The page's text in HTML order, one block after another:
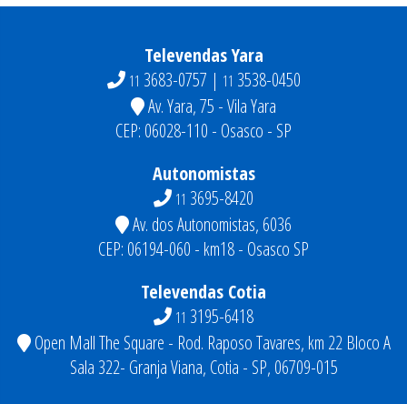
Televendas Yara
11 3683-0757 | 11 3538-0450
Av. Yara, 75 - Vila Yara
CEP: 06028-110 - Osasco - SP
Autonomistas
11 3695-8420
Av. dos Autonomistas, 6036
CEP: 06194-060 - km18 - Osasco SP
Televendas Cotia
11 3195-6418
Open Mall The Square - Rod. Raposo Tavares, km 22 Bloco A
Sala 322- Granja Viana, Cotia - SP, 06709-015